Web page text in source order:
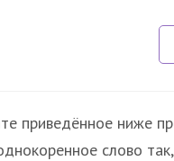
приведённое ниже
слово